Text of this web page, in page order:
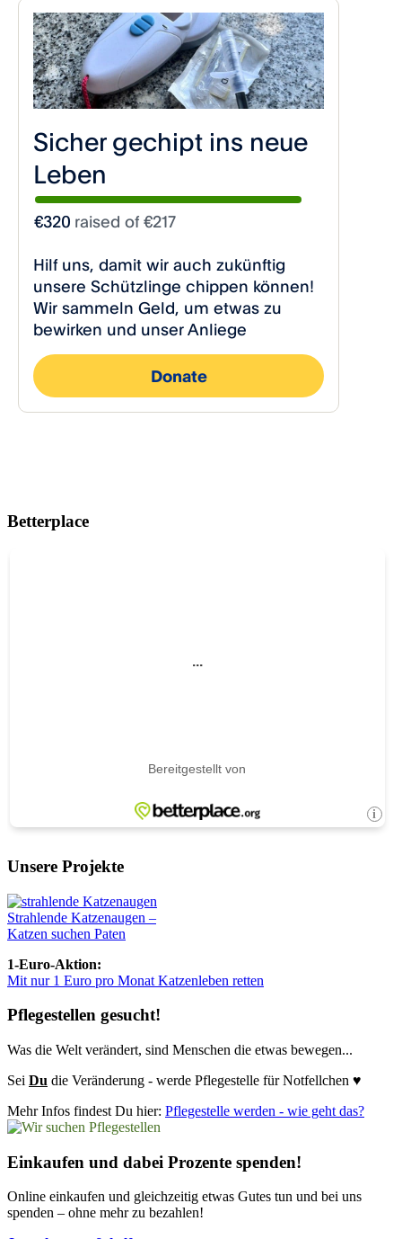
Betterplace
Unsere Projekte
Strahlende Katzenaugen –
Katzen suchen Paten
1-Euro-Aktion:
Mit nur 1 Euro pro Monat Katzenleben retten
Pflegestellen gesucht!
Was die Welt verändert, sind Menschen die etwas bewegen...
Sei Du die Veränderung - werde Pflegestelle für Notfellchen ♥
Mehr Infos findest Du hier: Pflegestelle werden - wie geht das?
Einkaufen und dabei Prozente spenden!
Online einkaufen und gleichzeitig etwas Gutes tun und bei uns
spenden – ohne mehr zu bezahlen!